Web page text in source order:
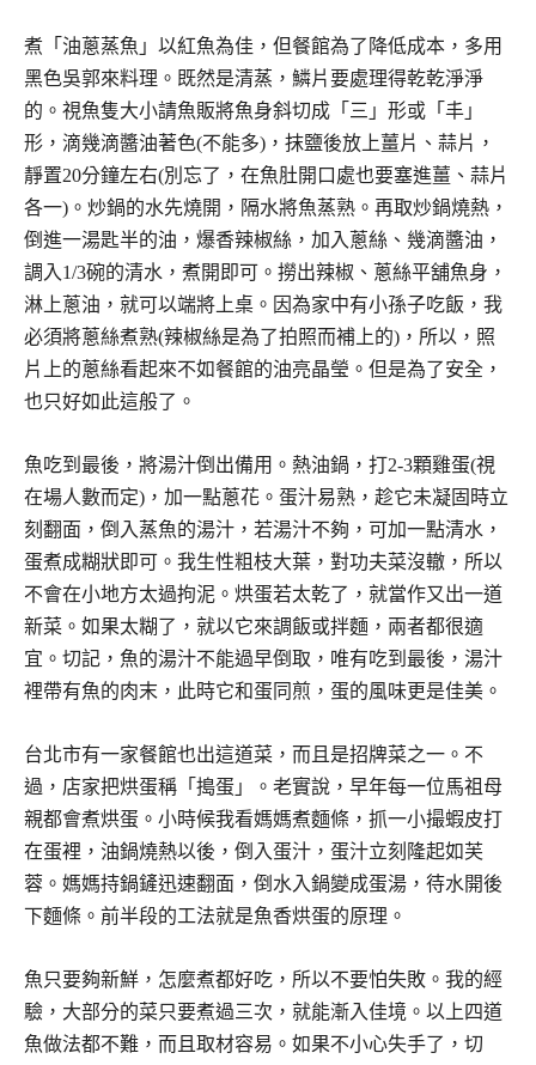
煮「油蔥蒸魚」以紅魚為佳，但餐館為了降低成本，多用
黑色吳郭來料理。既然是清蒸，鱗片要處理得乾乾淨淨
的。視魚隻大小請魚販將魚身斜切成「三」形或「丰」
形，滴幾滴醬油著色(不能多)，抹鹽後放上薑片、蒜片，
靜置20分鐘左右(別忘了，在魚肚開口處也要塞進薑、蒜片
各一)。炒鍋的水先燒開，隔水將魚蒸熟。再取炒鍋燒熱，
倒進一湯匙半的油，爆香辣椒絲，加入蔥絲、幾滴醬油，
調入1/3碗的清水，煮開即可。撈出辣椒、蔥絲平舖魚身，
淋上蔥油，就可以端將上桌。因為家中有小孫子吃飯，我
必須將蔥絲煮熟(辣椒絲是為了拍照而補上的)，所以，照
片上的蔥絲看起來不如餐館的油亮晶瑩。但是為了安全，
也只好如此這般了。
魚吃到最後，將湯汁倒出備用。熱油鍋，打2-3顆雞蛋(視
在場人數而定)，加一點蔥花。蛋汁易熟，趁它未凝固時立
刻翻面，倒入蒸魚的湯汁，若湯汁不夠，可加一點清水，
蛋煮成糊狀即可。我生性粗枝大葉，對功夫菜沒轍，所以
不會在小地方太過拘泥。烘蛋若太乾了，就當作又出一道
新菜。如果太糊了，就以它來調飯或拌麵，兩者都很適
宜。切記，魚的湯汁不能過早倒取，唯有吃到最後，湯汁
裡帶有魚的肉末，此時它和蛋同煎，蛋的風味更是佳美。
台北市有一家餐館也出這道菜，而且是招牌菜之一。不
過，店家把烘蛋稱「搗蛋」。老實說，早年每一位馬祖母
親都會煮烘蛋。小時候我看媽媽煮麵條，抓一小撮蝦皮打
在蛋裡，油鍋燒熱以後，倒入蛋汁，蛋汁立刻隆起如芙
蓉。媽媽持鍋鏟迅速翻面，倒水入鍋變成蛋湯，待水開後
下麵條。前半段的工法就是魚香烘蛋的原理。
魚只要夠新鮮，怎麼煮都好吃，所以不要怕失敗。我的經
驗，大部分的菜只要煮過三次，就能漸入佳境。以上四道
魚做法都不難，而且取材容易。如果不小心失手了，切